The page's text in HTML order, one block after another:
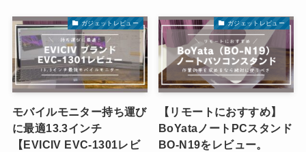
ガジェットレビュー
モバイルモニター持ち運び
に最適13.3インチ
【EVICIV EVC-1301レビ
ガジェットレビュー
【リモートにおすすめ】
BoYataノートPCスタンド
BO-N19をレビュー。